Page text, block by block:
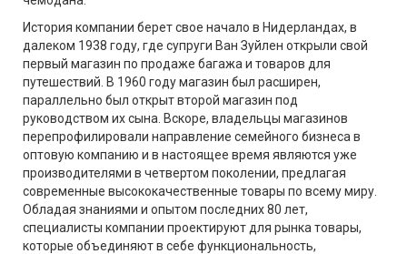
История компании берет свое начало в Нидерландах, в
далеком 1938 году, где супруги Ван Зуйлен открыли свой
первый магазин по продаже багажа и товаров для
путешествий. В 1960 году магазин был расширен,
параллельно был открыт второй магазин под
руководством их сына. Вскоре, владельцы магазинов
перепрофилировали направление семейного бизнеса в
оптовую компанию и в настоящее время являются уже
производителями в четвертом поколении, предлагая
современные высококачественные товары по всему миру.
Обладая знаниями и опытом последних 80 лет,
специалисты компании проектируют для рынка товары,
которые объединяют в себе функциональность,